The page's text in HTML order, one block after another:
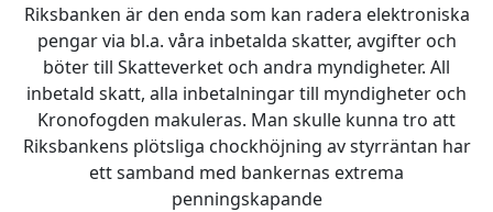
Riksbanken är den enda som kan radera elektroniska
pengar via bl.a. våra inbetalda skatter, avgifter och
böter till Skatteverket och andra myndigheter. All
inbetald skatt, alla inbetalningar till myndigheter och
Kronofogden makuleras. Man skulle kunna tro att
Riksbankens plötsliga chockhöjning av styrräntan har
ett samband med bankernas extrema
penningskapande